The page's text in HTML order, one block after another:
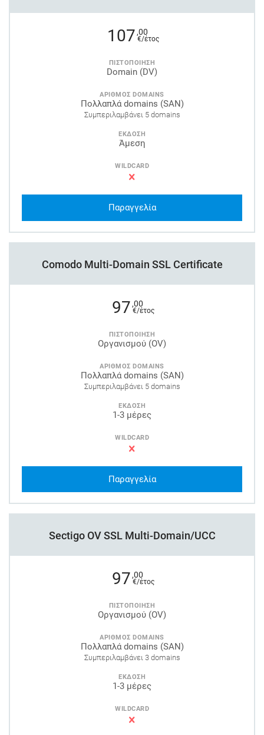
107 ,00
€/έτος
ΠΙΣΤΟΠΟΙΗΣΗ
Domain (DV)
ΑΡΙΘΜΟΣ DOMAINS
Πολλαπλά domains (SAN)
Συμπεριλαμβάνει 5 domains
ΕΚΔΟΣΗ
Άμεση
WILDCARD
Παραγγελία
Comodo Multi-Domain SSL Certificate
97 ,00
€/έτος
ΠΙΣΤΟΠΟΙΗΣΗ
Οργανισμού (OV)
ΑΡΙΘΜΟΣ DOMAINS
Πολλαπλά domains (SAN)
Συμπεριλαμβάνει 5 domains
ΕΚΔΟΣΗ
1-3 μέρες
WILDCARD
Παραγγελία
Sectigo OV SSL Multi-Domain/UCC
97,00
€/έτος
ΠΙΣΤΟΠΟΙΗΣΗ
Οργανισμού (OV)
ΑΡΙΘΜΟΣ DOMAINS
Πολλαπλά domains (SAN)
Συμπεριλαμβάνει 3 domains
ΕΚΔΟΣΗ
1-3 μέρες
WILDCARD